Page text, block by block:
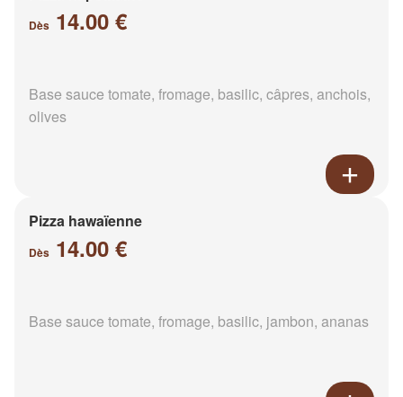
Dès 14.00 €
Base sauce tomate, fromage, basilic, câpres, anchois,
olives
Pizza hawaïenne
Dès 14.00 €
Base sauce tomate, fromage, basilic, jambon, ananas